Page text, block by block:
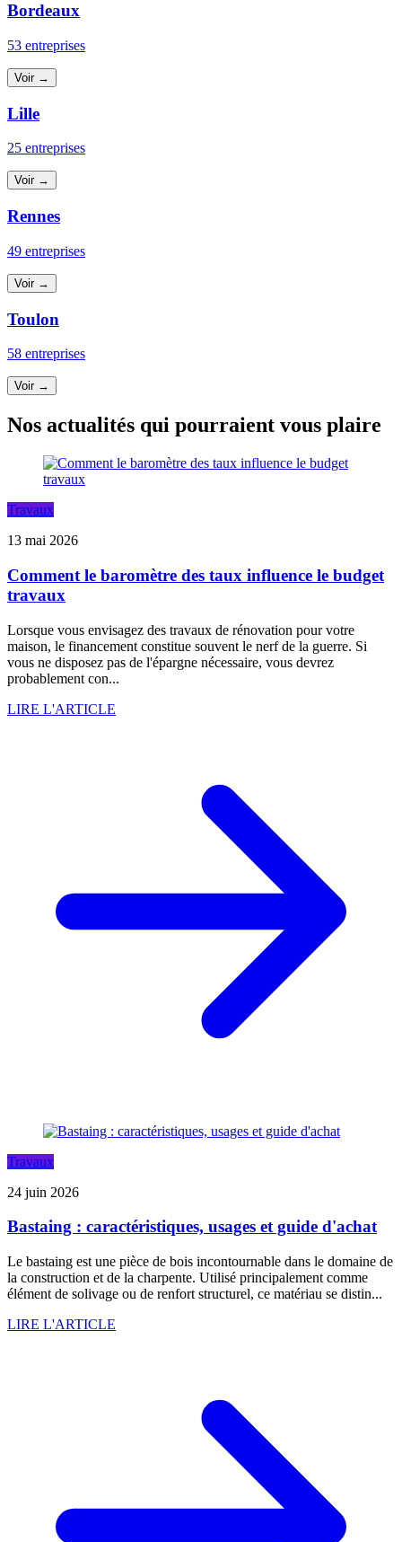
Bordeaux
53 entreprises
Voir →
Lille
25 entreprises
Voir →
Rennes
49 entreprises
Voir →
Toulon
58 entreprises
Voir →
Nos actualités qui pourraient vous plaire
Travaux
13 mai 2026
Comment le baromètre des taux influence le budget
travaux
Lorsque vous envisagez des travaux de rénovation pour votre
maison, le financement constitue souvent le nerf de la guerre. Si
vous ne disposez pas de l'épargne nécessaire, vous devrez
probablement con...
LIRE L'ARTICLE
Travaux
24 juin 2026
Bastaing : caractéristiques, usages et guide d'achat
Le bastaing est une pièce de bois incontournable dans le domaine de
la construction et de la charpente. Utilisé principalement comme
élément de solivage ou de renfort structurel, ce matériau se distin...
LIRE L'ARTICLE